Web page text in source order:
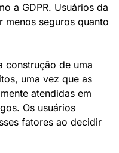
a GDPR. Usuários da
menos seguros quanto
construção de uma
uma vez que as
atendidas em
Os usuários
fatores ao decidir